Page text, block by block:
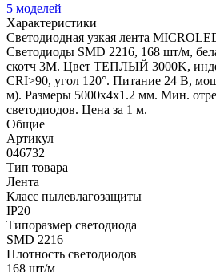
5 моделей
Характеристики
Светодиодная узкая лента
Светодиоды SMD 2216, 168 шт/м,
скотч 3M. Цвет ТЕПЛЫЙ 3000K,
CRI>90, угол 120°. Питание 24 В,
м). Размеры 5000х4х1.2 мм. Мин.
светодиодов. Цена за 1 м.
Общие
Артикул
046732
Тип товара
Лента
Класс пылевлагозащиты
IP20
Типоразмер светодиода
SMD 2216
Плотность светодиодов
168 шт/м